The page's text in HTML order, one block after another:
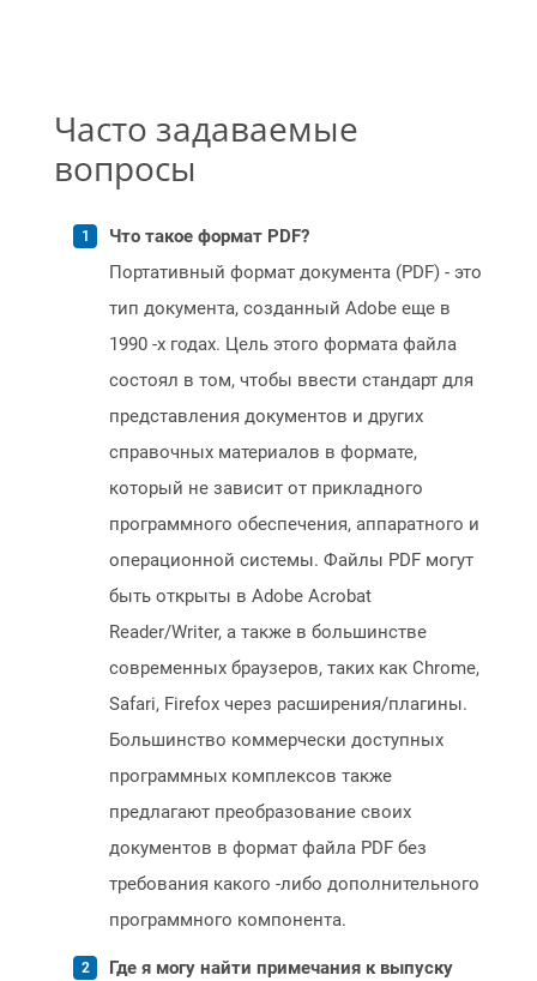
Часто задаваемые
вопросы
Что такое формат PDF?
Портативный формат документа (PDF) - это
тип документа, созданный Adobe еще в
1990 -х годах. Цель этого формата файла
состоял в том, чтобы ввести стандарт для
представления документов и других
справочных материалов в формате,
который не зависит от прикладного
программного обеспечения, аппаратного и
операционной системы. Файлы PDF могут
быть открыты в Adobe Acrobat
Reader/Writer, а также в большинстве
современных браузеров, таких как Chrome,
Safari, Firefox через расширения/плагины.
Большинство коммерчески доступных
программных комплексов также
предлагают преобразование своих
документов в формат файла PDF без
требования какого -либо дополнительного
программного компонента.
Где я могу найти примечания к выпуску